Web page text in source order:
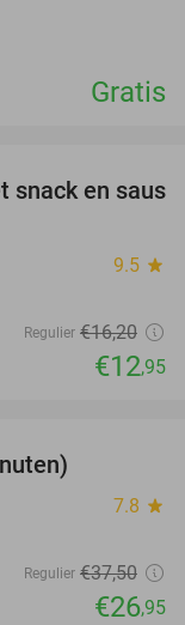
Gratis
20%
snack en saus
9.5 star
Regulier €16,20
€12,95
7.8 star
Regulier €37,50
€26,95